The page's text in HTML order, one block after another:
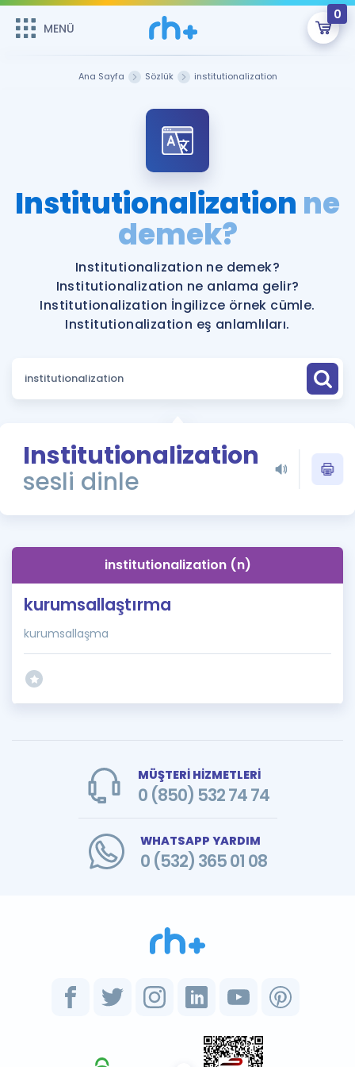
MENÜ
0
Şifremi Hatırlamıyorum
Sepetin Şu An Boş.
Remzi Hoca ile seni sınava hazırlayacak onlarca eğitim seni
bekliyor!
MENÜ
Katılımcı Görüşleri
Faydalı Araçlar
Ücretsiz Kaynaklar
ÖSYM Sınav Takvimi
Kampanyalar
Blog
İngilizce Gramer
İngilizce Gramer
Hakkımızda
Kariyer
Ana Sayfa Sözlük institutionalization
Institutionalization ne
demek?
Institutionalization ne demek?
Institutionalization ne anlama gelir?
Institutionalization İngilizce örnek cümle.
Institutionalization eş anlamlıları.
Institutionalization
sesli dinle
institutionalization (n)
kurumsallaştırma
kurumsallaşma
MÜŞTERİ HİZMETLERİ
0 (850) 532 74 74
WHATSAPP YARDIM
0 (532) 365 01 08